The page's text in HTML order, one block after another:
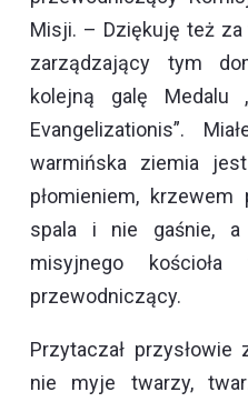
Misji. – Dziękuję też
zarządzający tym
kolejną galę Medalu
Evangelizationis”.
warmińska ziemia
płomieniem,
spala i nie gaśnie,
misyjnego
przewodniczący.
Przytaczał
nie myje twarzy,